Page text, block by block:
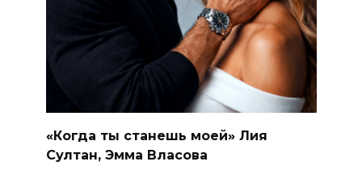
«Когда ты станешь моей» Лия
Султан, Эмма Власова